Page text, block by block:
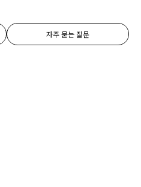
자주 묻는 질문